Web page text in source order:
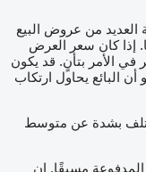
العديد من عروض البيع
إذا كان سعر العرض
الأمر بتأنٍ. قد يكون
البائع يحاول ارتكاب
بشدة عن متوسط
المدفوعة مسبقًا. إن